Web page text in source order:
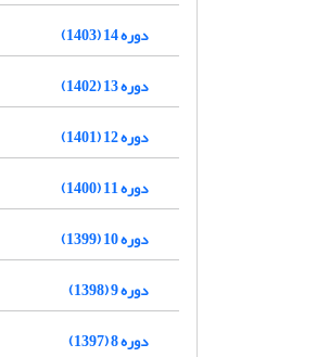
دوره 14 (1403)
دوره 13 (1402)
دوره 12 (1401)
دوره 11 (1400)
دوره 10 (1399)
دوره 9 (1398)
دوره 8 (1397)